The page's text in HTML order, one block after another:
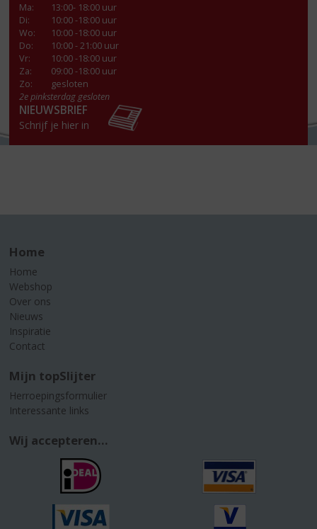
Ma:
13:00- 18:00 uur
Di:
10:00 -18:00 uur
Wo:
10:00 -18:00 uur
Do:
10:00 - 21:00 uur
Vr:
10:00 -18:00 uur
Za:
09:00 -18:00 uur
Zo:
gesloten
2e pinksterdag gesloten
NIEUWSBRIEF
Schrijf je hier in
Home
Home
Webshop
Over ons
Nieuws
Inspiratie
Contact
Mijn topSlijter
Herroepingsformulier
Interessante links
Wij accepteren...